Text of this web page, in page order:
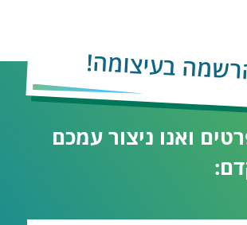
בעיצומה!
ואנו ניצור עמכם